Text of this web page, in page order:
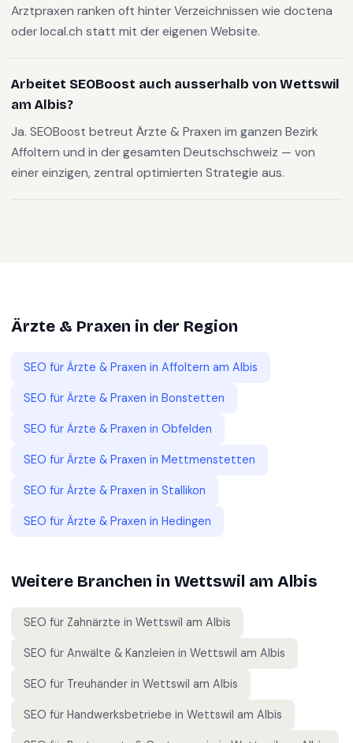
Arztpraxen ranken oft hinter Verzeichnissen wie doctena
oder local.ch statt mit der eigenen Website.
Arbeitet SEOBoost auch ausserhalb von Wettswil
am Albis?
Ja. SEOBoost betreut Ärzte & Praxen im ganzen Bezirk
Affoltern und in der gesamten Deutschschweiz — von
einer einzigen, zentral optimierten Strategie aus.
Ärzte & Praxen in der Region
SEO für Ärzte & Praxen in Affoltern am Albis
SEO für Ärzte & Praxen in Bonstetten
SEO für Ärzte & Praxen in Obfelden
SEO für Ärzte & Praxen in Mettmenstetten
SEO für Ärzte & Praxen in Stallikon
SEO für Ärzte & Praxen in Hedingen
Weitere Branchen in Wettswil am Albis
SEO für Zahnärzte in Wettswil am Albis
SEO für Anwälte & Kanzleien in Wettswil am Albis
SEO für Treuhänder in Wettswil am Albis
SEO für Handwerksbetriebe in Wettswil am Albis